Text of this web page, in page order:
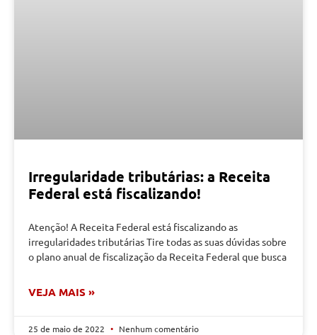
Irregularidade tributárias: a Receita
Federal está fiscalizando!
Atenção! A Receita Federal está fiscalizando as
irregularidades tributárias Tire todas as suas dúvidas sobre
o plano anual de fiscalização da Receita Federal que busca
VEJA MAIS »
25 de maio de 2022 Nenhum comentário